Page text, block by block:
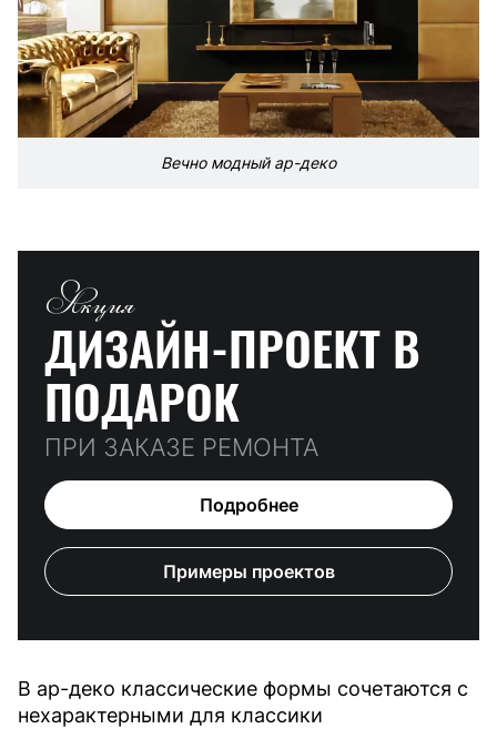
Вечно модный ар-деко
Акция
ДИЗАЙН-ПРОЕКТ В
ПОДАРОК
ПРИ ЗАКАЗЕ РЕМОНТА
Подробнее
Примеры проектов
В ар-деко классические формы сочетаются с
нехарактерными для классики